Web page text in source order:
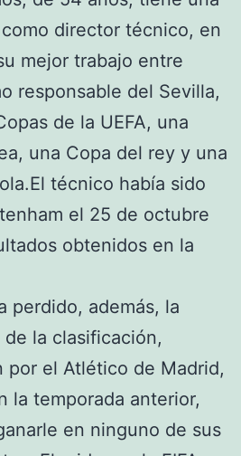
director técnico, en
mejor trabajo entre
responsable del Sevilla,
de la UEFA, una
una Copa del rey y una
técnico había sido
el 25 de octubre
obtenidos en la
perdido, además, la
la clasificación,
por el Atlético de Madrid,
la temporada anterior,
en ninguno de sus